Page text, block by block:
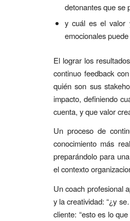
detonantes que se
y cuál es el valor
emocionales
El lograr los
continuo feedback
quién son sus
impacto, definiendo
cuenta, y que valor
Un proceso de
conocimiento más
preparándolo para
el contexto
Un coach profesional
y la creatividad: “¿y
cliente: “esto es lo